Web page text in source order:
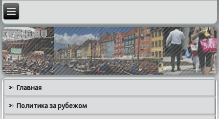
Главная
Политика за рубежом